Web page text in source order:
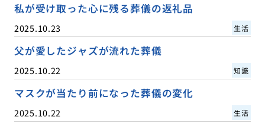
私が受け取った心に残る葬儀の返礼品
2025.10.23 生活
父が愛したジャズが流れた葬儀
2025.10.22 知識
マスクが当たり前になった葬儀の変化
2025.10.22 生活